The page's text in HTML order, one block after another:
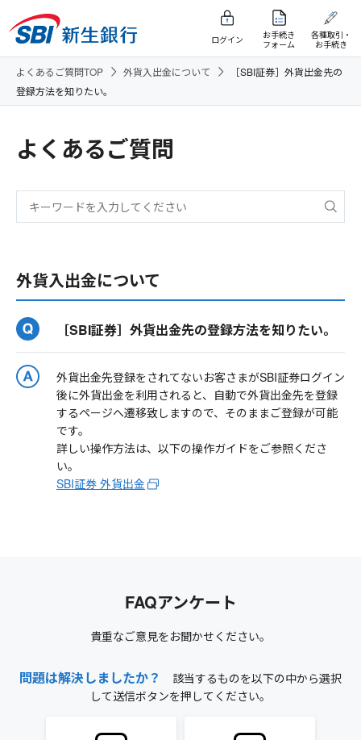
ログイン
お手続き
フォーム
各種取引・
お手続き
よくあるご質問TOP 外貨入出金について
［SBI証券］外貨出金先の
登録方法を知りたい。
よくあるご質問
外貨入出金について
［SBI証券］外貨出金先の登録方法を知りたい。
外貨出金先登録をされてないお客さまがSBI証券ログイン
後に外貨出金を利用されると、自動で外貨出金先を登録
するページへ遷移致しますので、そのままご登録が可能
です。
詳しい操作方法は、以下の操作ガイドをご参照くださ
い。
SBI証券 外貨出金
FAQアンケート
貴重なご意見をお聞かせください。
問題は解決しましたか？
該当するものを以下の中から選択
して送信ボタンを押してください。